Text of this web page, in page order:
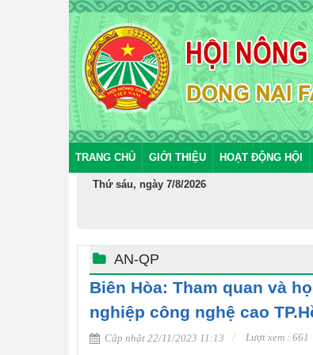
TRANG CHỦ GIỚI THIỆU HOẠT ĐỘNG HỘI
Thứ sáu, ngày 7/8/2026
AN-QP
Biên Hòa: Tham quan và
nghiệp công nghệ cao
Cập nhật 22/11/2023 11:13 Lượt xem : 661